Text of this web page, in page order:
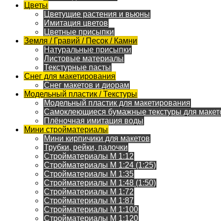
Цветы
Цветущие растения и вьюны
Имитация цветов
Цветные присыпки
Земля / Гравий / Песок / Камни
Натуральные присыпки
Листовые материалы
Текстурные пасты
Снег для макетирования
Снег макетов и диорам
Модельный пластик / Текстуры
Модельный пластик для макетирования
Самоклеющиеся бумажные текстуры для
Плёночная имитация воды
Мини стройматериалы
Мини кирпичики для макетов
Трубки, рейки, палочки
Стройматериалы M 1:12
Стройматериалы M 1:24 (1:25)
Стройматериалы M 1:35
Стройматериалы M 1:48 (1:50)
Стройматериалы M 1:72
Стройматериалы M 1:87
Стройматериалы M 1:100
Стройматериалы M 1:120